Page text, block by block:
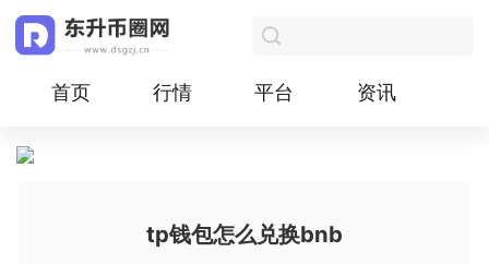
首页 行情 平台 资讯
tp钱包怎么兑换bnb